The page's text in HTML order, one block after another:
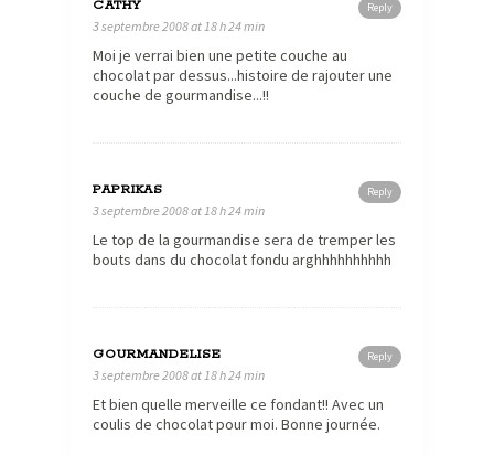
Reply
CATHY
3 septembre 2008 at 18 h 24 min
Moi je verrai bien une petite couche au
chocolat par dessus...histoire de rajouter une
couche de gourmandise...!!
Reply
PAPRIKAS
3 septembre 2008 at 18 h 24 min
Le top de la gourmandise sera de tremper les
bouts dans du chocolat fondu arghhhhhhhhhh
Reply
GOURMANDELISE
3 septembre 2008 at 18 h 24 min
Et bien quelle merveille ce fondant!! Avec un
coulis de chocolat pour moi. Bonne journée.